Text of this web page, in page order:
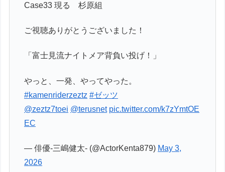
Case33 現る 杉原組
ご視聴ありがとうございました！
「富士見流ナイトメア背負い投げ！」
やっと、一発、やってやった。
#kamenriderzeztz #ゼッツ
@zeztz7toei @terusnet pic.twitter.com/k7zYmtOE
EC
— 俳優-三嶋健太- (@ActorKenta879) May 3,
2026